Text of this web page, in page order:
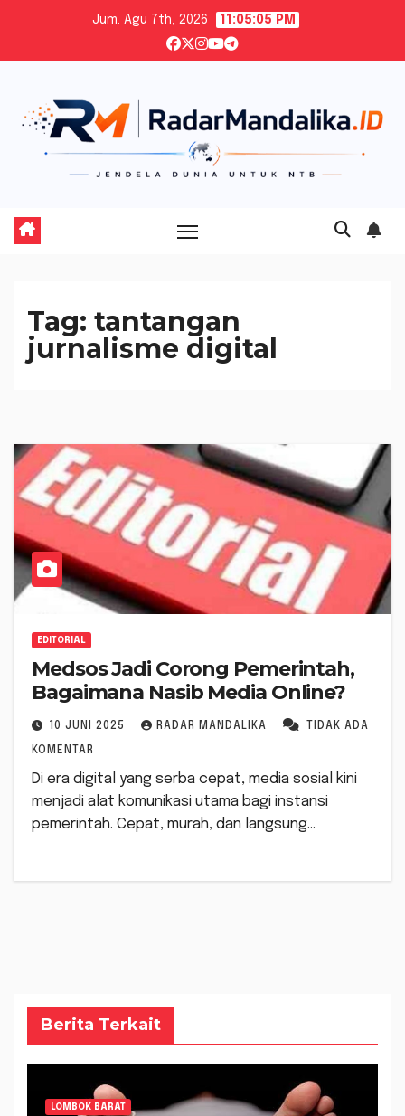
content
Jum. Agu 7th, 2026 11:05:06 PM
Tag: tantangan
jurnalisme digital
EDITORIAL
Medsos Jadi Corong Pemerintah,
Bagaimana Nasib Media Online?
10 JUNI 2025 RADAR MANDALIKA TIDAK ADA
KOMENTAR
Di era digital yang serba cepat, media sosial kini
menjadi alat komunikasi utama bagi instansi
pemerintah. Cepat, murah, dan langsung…
Berita Terkait
LOMBOK BARAT